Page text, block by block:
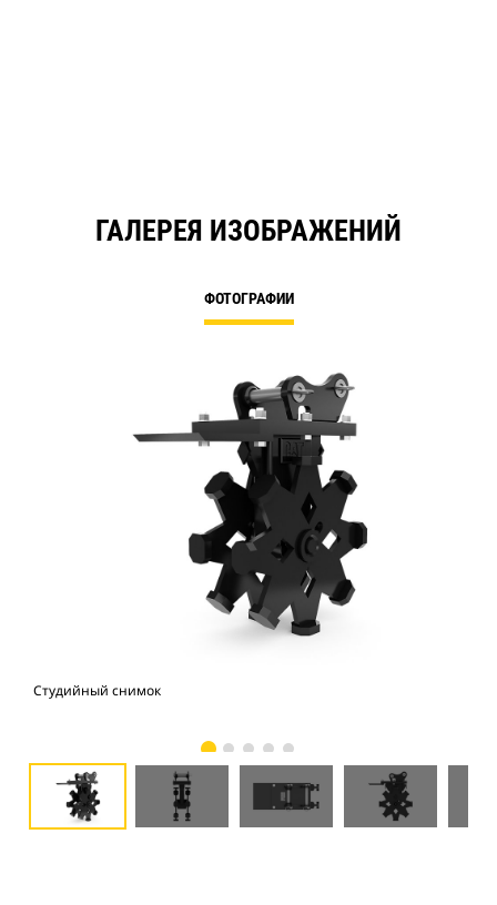
ГАЛЕРЕЯ ИЗОБРАЖЕНИЙ
ФОТОГРАФИИ
Студийный снимок